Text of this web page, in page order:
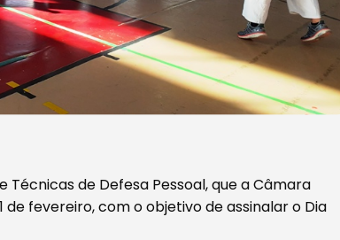
de Defesa Pessoal, que a Câmara
de fevereiro, com o objetivo de assinalar o Dia